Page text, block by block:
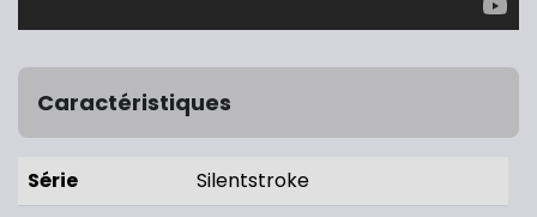
Caractéristiques
Série Silentstroke